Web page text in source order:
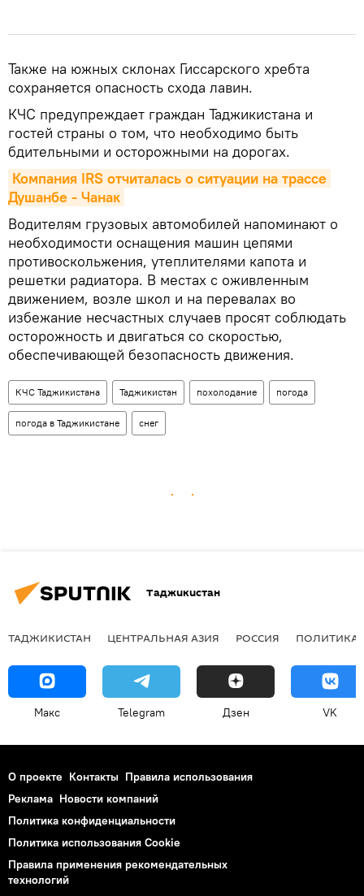
Также на южных склонах Гиссарского хребта
сохраняется опасность схода лавин.
КЧС предупреждает граждан Таджикистана и
гостей страны о том, что необходимо быть
бдительными и осторожными на дорогах.
Компания IRS отчиталась о ситуации на трассе
Душанбе - Чанак
Водителям грузовых автомобилей напоминают о
необходимости оснащения машин цепями
противоскольжения, утеплителями капота и
решетки радиатора. В местах с оживленным
движением, возле школ и на перевалах во
избежание несчастных случаев просят соблюдать
осторожность и двигаться со скоростью,
обеспечивающей безопасность движения.
КЧС Таджикистана Таджикистан похолодание погода
погода в Таджикистане снег
Таджикистан
ТАДЖИКИСТАН ЦЕНТРАЛЬНАЯ АЗИЯ РОССИЯ ПОЛИТИКА
Макс Telegram Дзен VK
О проекте Контакты Правила использования
Реклама Новости компаний
Политика конфиденциальности
Политика использования Cookie
Правила применения рекомендательных
технологий